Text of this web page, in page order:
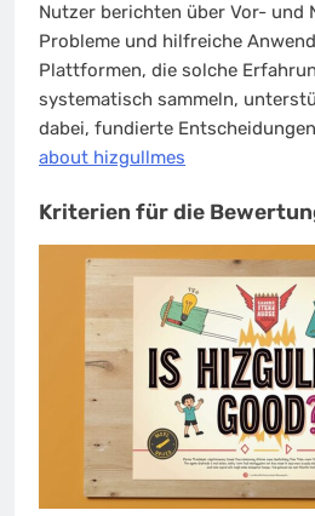
Nutzer berichten über Vor- und
Probleme und hilfreiche
Plattformen, die solche
systematisch sammeln,
dabei, fundierte
about hizgullmes
Kriterien für die